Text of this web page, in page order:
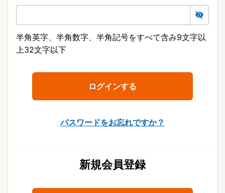
半角英字、半角数字、半角記号をすべて含み9文字以
上32文字以下
パスワードをお忘れですか？
新規会員登録